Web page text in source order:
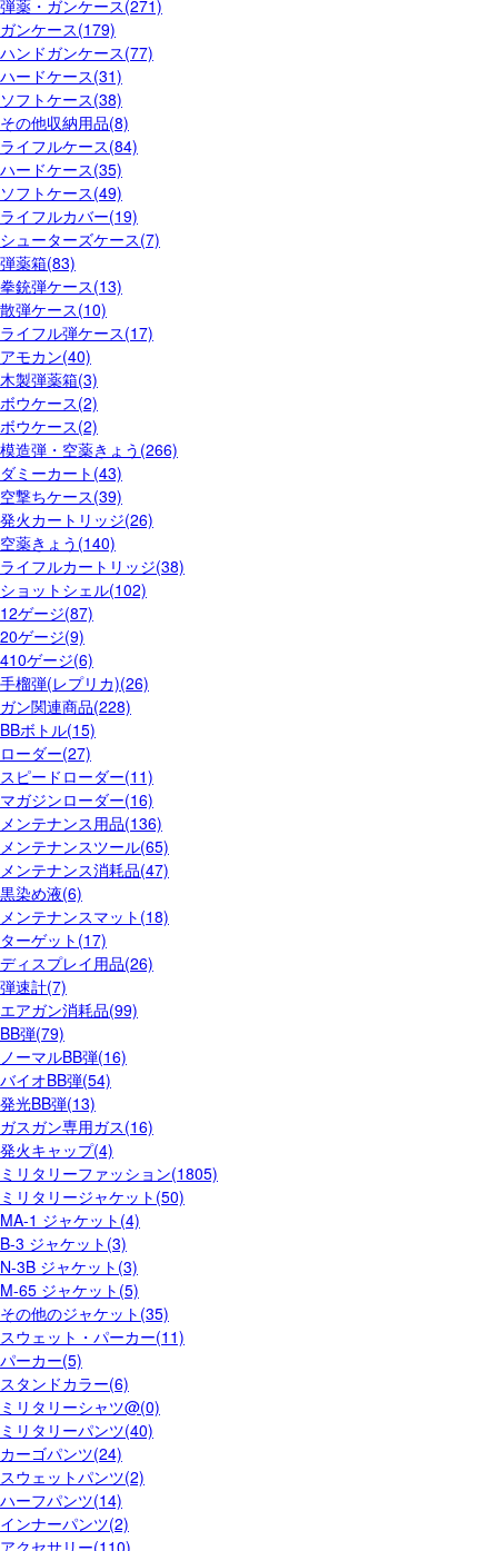
弾薬・ガンケース(271)
ガンケース(179)
ハンドガンケース(77)
ハードケース(31)
ソフトケース(38)
その他収納用品(8)
ライフルケース(84)
ハードケース(35)
ソフトケース(49)
ライフルカバー(19)
シューターズケース(7)
弾薬箱(83)
拳銃弾ケース(13)
散弾ケース(10)
ライフル弾ケース(17)
アモカン(40)
木製弾薬箱(3)
ボウケース(2)
ボウケース(2)
模造弾・空薬きょう(266)
ダミーカート(43)
空撃ちケース(39)
発火カートリッジ(26)
空薬きょう(140)
ライフルカートリッジ(38)
ショットシェル(102)
12ゲージ(87)
20ゲージ(9)
410ゲージ(6)
手榴弾(レプリカ)(26)
ガン関連商品(228)
BBボトル(15)
ローダー(27)
スピードローダー(11)
マガジンローダー(16)
メンテナンス用品(136)
メンテナンスツール(65)
メンテナンス消耗品(47)
黒染め液(6)
メンテナンスマット(18)
ターゲット(17)
ディスプレイ用品(26)
弾速計(7)
エアガン消耗品(99)
BB弾(79)
ノーマルBB弾(16)
バイオBB弾(54)
発光BB弾(13)
ガスガン専用ガス(16)
発火キャップ(4)
ミリタリーファッション(1805)
ミリタリージャケット(50)
MA-1 ジャケット(4)
B-3 ジャケット(3)
N-3B ジャケット(3)
M-65 ジャケット(5)
その他のジャケット(35)
スウェット・パーカー(11)
パーカー(5)
スタンドカラー(6)
ミリタリーシャツ@(0)
ミリタリーパンツ(40)
カーゴパンツ(24)
スウェットパンツ(2)
ハーフパンツ(14)
インナーパンツ(2)